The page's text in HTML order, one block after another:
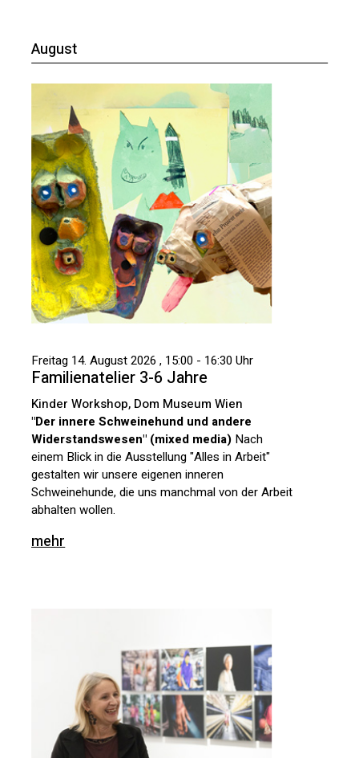
August
Freitag 14. August 2026 , 15:00 - 16:30 Uhr
Familienatelier 3-6 Jahre
Kinder Workshop, Dom Museum Wien
"Der innere Schweinehund und andere
Widerstandswesen" (mixed media) Nach
einem Blick in die Ausstellung "Alles in Arbeit"
gestalten wir unsere eigenen inneren
Schweinehunde, die uns manchmal von der Arbeit
abhalten wollen.
mehr